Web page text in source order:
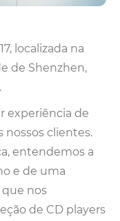
localizada na
de Shenzhen,
experiência de
nossos clientes.
entendemos a
e de uma
que nos
de CD players